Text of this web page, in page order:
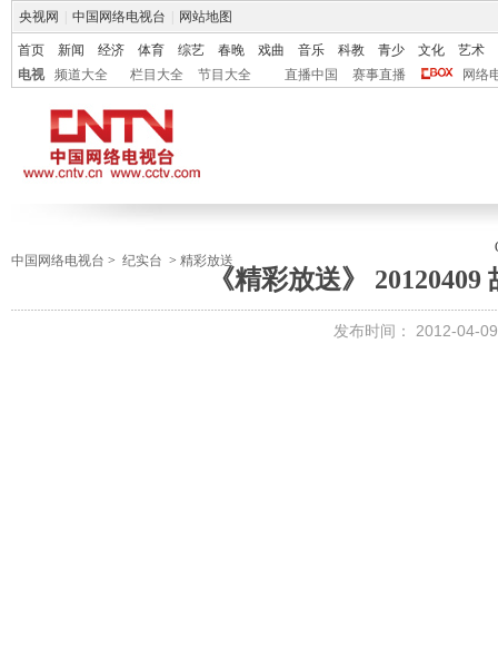
央视网 中国网络电视台 网站地图
首页 新闻 经济 体育 综艺 春晚 戏曲 音乐 科教 青少 文化
艺术
电视
频道大全 栏目大全 节目大全 直播中国 赛事直播 网络
中国网络电视台 > 纪实台 > 精彩放送
《精彩放送》 20120409
发布时间： 2012-04-